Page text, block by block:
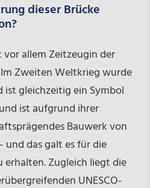
dieser Brücke
allem Zeitzeugin der
Zweiten Weltkrieg wurde
ist gleichzeitig ein Symbol
ist aufgrund ihrer
Bauwerk von
das galt es für die
erhalten. Zugleich liegt die
UNESCO-